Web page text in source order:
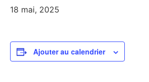
18 mai, 2025
Ajouter au calendrier